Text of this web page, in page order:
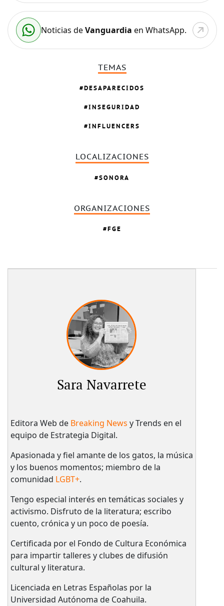
Noticias deVanguardia en WhatsApp.
TEMAS
DESAPARECIDOS
INSEGURIDAD
INFLUENCERS
LOCALIZACIONES
SONORA
ORGANIZACIONES
FGE
Sara Navarrete
Editora Web de Breaking News y Trends en el
equipo de Estrategia Digital.
Apasionada y fiel amante de los gatos, la música
y los buenos momentos; miembro de la
comunidad LGBT+.
Tengo especial interés en temáticas sociales y
activismo. Disfruto de la literatura; escribo
cuento, crónica y un poco de poesía.
Certificada por el Fondo de Cultura Económica
para impartir talleres y clubes de difusión
cultural y literatura.
Licenciada en Letras Españolas por la
Universidad Autónoma de Coahuila.